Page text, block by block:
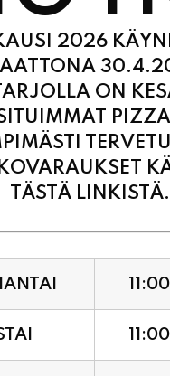
2026
ON
TÄSTÄ LINKISTÄ.